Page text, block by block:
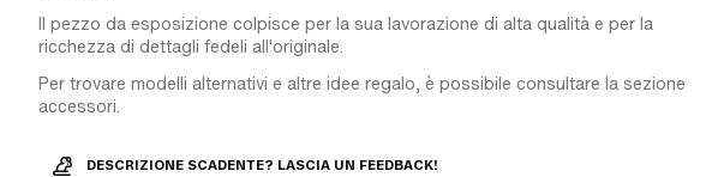
Il pezzo da esposizione colpisce per la sua lavorazione di alta qualità e per la
ricchezza di dettagli fedeli all'originale.
Per trovare modelli alternativi e altre idee regalo, è possibile consultare la sezione
accessori.
DESCRIZIONE SCADENTE? LASCIA UN FEEDBACK!